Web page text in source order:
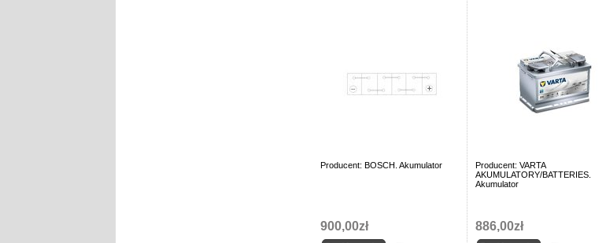
Producent: BOSCH. Akumulator
900,00zł
Producent: VARTA
AKUMULATORY/BATTERIES.
Akumulator
886,00zł